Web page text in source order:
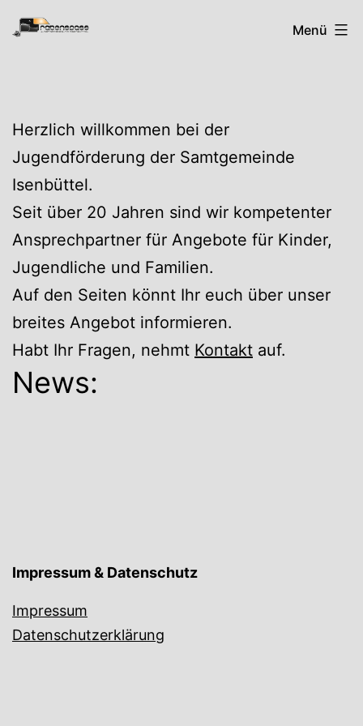
Zum
Inhalt
RabenspassMenü
Herzlich willkommen bei der
Jugendförderung der Samtgemeinde
Isenbüttel.
Seit über 20 Jahren sind wir kompetenter
Ansprechpartner für Angebote für Kinder,
Jugendliche und Familien.
Auf den Seiten könnt Ihr euch über unser
breites Angebot informieren.
Habt Ihr Fragen, nehmt Kontakt auf.
News:
Impressum & Datenschutz
Impressum
Datenschutzerklärung